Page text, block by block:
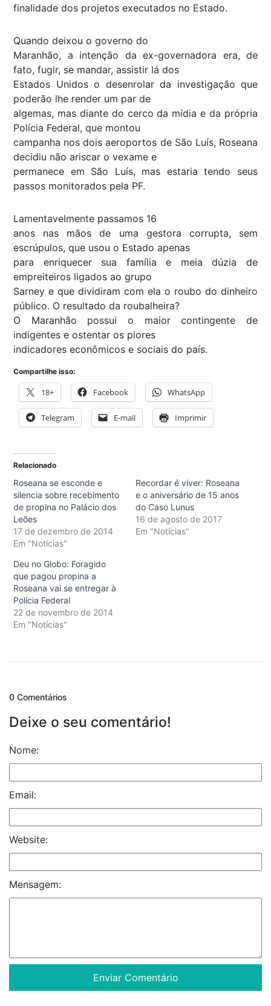
finalidade dos projetos executados no Estado.
Quando deixou o governo do
Maranhão, a intenção da ex-governadora era, de
fato, fugir, se mandar, assistir lá dos
Estados Unidos o desenrolar da investigação que
poderão lhe render um par de
algemas, mas diante do cerco da mídia e da própria
Polícia Federal, que montou
campanha nos dois aeroportos de São Luís, Roseana
decidiu não ariscar o vexame e
permanece em São Luís, mas estaria tendo seus
passos monitorados pela PF.
Lamentavelmente passamos 16
anos nas mãos de uma gestora corrupta, sem
escrúpulos, que usou o Estado apenas
para enriquecer sua família e meia dúzia de
empreiteiros ligados ao grupo
Sarney e que dividiram com ela o roubo do dinheiro
público. O resultado da roubalheira?
O Maranhão possui o maior contingente de
indigentes e ostentar os piores
indicadores econômicos e sociais do país.
Compartilhe isso:
18+ Facebook WhatsApp
Telegram E-mail Imprimir
Relacionado
Roseana se esconde e
silencia sobre recebimento
de propina no Palácio dos
Leões
17 de dezembro de 2014
Em "Notícias"
Recordar é viver: Roseana
e o aniversário de 15 anos
do Caso Lunus
16 de agosto de 2017
Em "Notícias"
Deu no Globo: Foragido
que pagou propina a
Roseana vai se entregar à
Polícia Federal
22 de novembro de 2014
Em "Notícias"
0 Comentários
Deixe o seu comentário!
Nome:
Email:
Website:
Mensagem: